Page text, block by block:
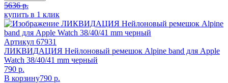
5636 р.
купить в 1 клик
Артикул 67931
ЛИКВИДАЦИЯ Нейлоновый ремешок Alpine band для Apple
Watch 38/40/41 mm черный
790 р.
В корзину790 р.